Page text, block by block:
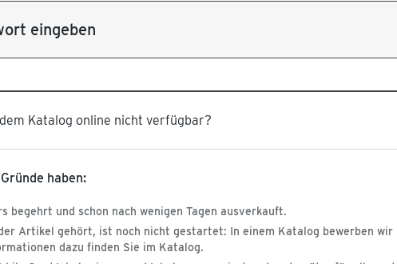
Katalog online nicht verfügbar?
haben:
begehrt und schon nach wenigen Tagen ausverkauft.
Artikel gehört, ist noch nicht gestartet: In einem Katalog bewerben
dazu finden Sie im Katalog.